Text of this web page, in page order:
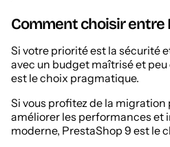
Comment choisir entre
Si votre priorité est la sécurité
avec un budget maîtrisé et
est le choix pragmatique.
Si vous profitez de la
améliorer les performances et
moderne, PrestaShop 9 est le